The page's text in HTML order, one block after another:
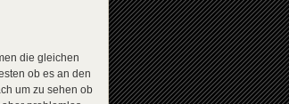
die gleichen
ob es an den
um zu sehen ob